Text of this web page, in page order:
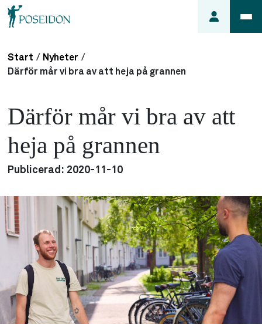
Anmäl ett
Frågor
söker du
lägenhet
Start / Nyheter /
Därför mår vi bra av att heja på grannen
Därför mår vi bra av att
heja på grannen
Publicerad: 2020-11-10